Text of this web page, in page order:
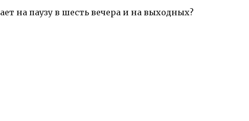
на паузу в шесть вечера и на выходных?